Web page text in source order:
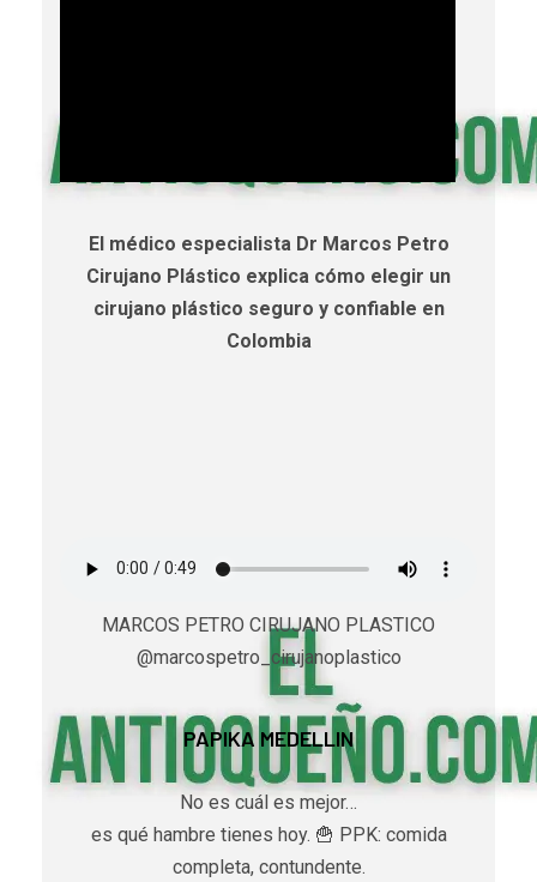
El médico especialista Dr Marcos Petro
Cirujano Plástico explica cómo elegir un
cirujano plástico seguro y confiable en
Colombia
MARCOS PETRO CIRUJANO PLASTICO
@marcospetro_cirujanoplastico
PAPIKA MEDELLIN
No es cuál es mejor…
es qué hambre tienes hoy. 🍟 PPK: comida
completa, contundente.